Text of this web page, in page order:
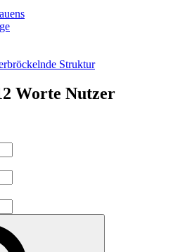
Struktur
Worte Nutzer